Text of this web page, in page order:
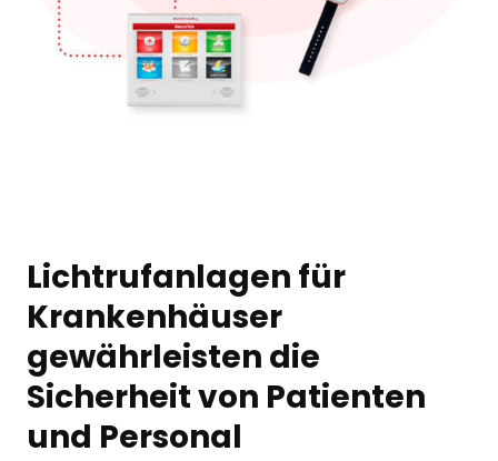
Lichtrufanlagen für
Krankenhäuser
gewährleisten die
Sicherheit von Patienten
und Personal